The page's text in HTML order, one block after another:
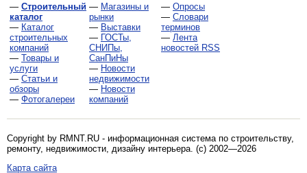
— Строительный
каталог
— Каталог
строительных
компаний
— Товары и
услуги
— Статьи и
обзоры
— Фотогалереи
— Магазины и
рынки
— Выставки
— ГОСТы,
СНИПы,
СанПиНы
— Новости
недвижимости
— Новости
компаний
— Опросы
— Словари
терминов
— Лента
новостей RSS
Copyright by RMNT.RU - информационная система по строительству,
ремонту, недвижимости, дизайну интерьера . (c) 2002—2026
Карта сайта